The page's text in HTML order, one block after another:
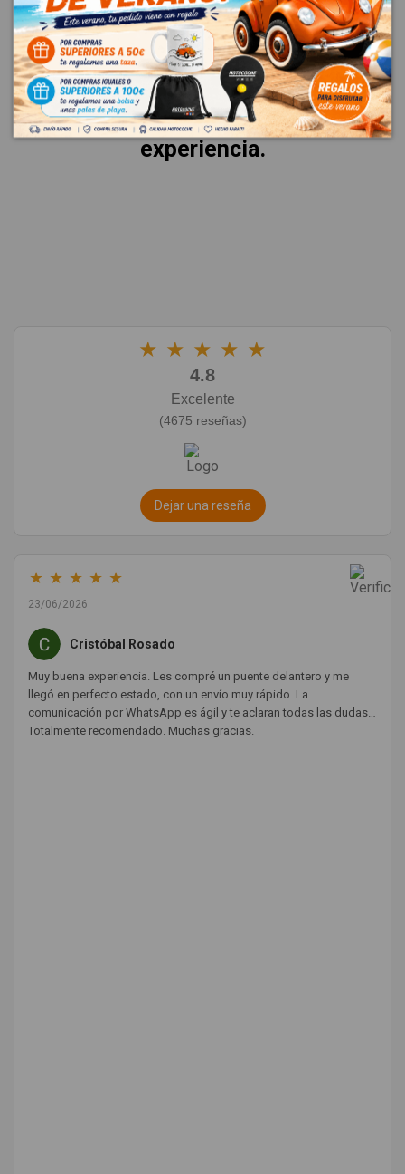
VALORACIONES
La mejor garantía es la voz de
nuestros clientes.
Esto es lo que dicen sobre su
experiencia.
★ ★ ★ ★ ★
4.8
Excelente
(4675 reseñas)
Dejar una reseña
★ ★ ★ ★ ★
23/06/2026
Cristóbal Rosado
Muy buena experiencia. Les compré un puente delantero y me
llegó en perfecto estado, con un envío muy rápido. La
comunicación por WhatsApp es ágil y te aclaran todas las dudas.
Totalmente recomendado. Muchas gracias.